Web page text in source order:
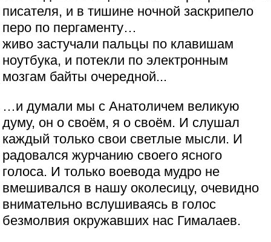
писателя, и в тишине ночной заскрипело
перо по пергаменту…
живо застучали пальцы по клавишам
ноутбука, и потекли по электронным
мозгам байты очередной...
…и думали мы с Анатоличем великую
думу, он о своём, я о своём. И слушал
каждый только свои светлые мысли. И
радовался журчанию своего ясного
голоса. И только воевода мудро не
вмешивался в нашу околесицу, очевидно
внимательно вслушиваясь в голос
безмолвия окружавших нас Гималаев.